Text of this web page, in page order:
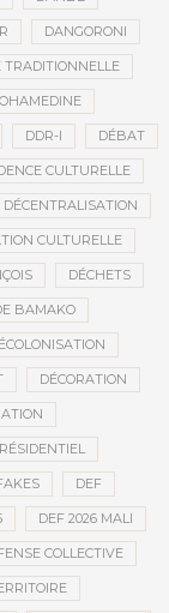
DANGORONI
TRADITIONNELLE
DDR-I DÉBAT
CULTURELLE
DÉCENTRALISATION
CULTURELLE
DÉCHETS
BAMAKO
DÉCORATION
DEF
DEF 2026 MALI
COLLECTIVE